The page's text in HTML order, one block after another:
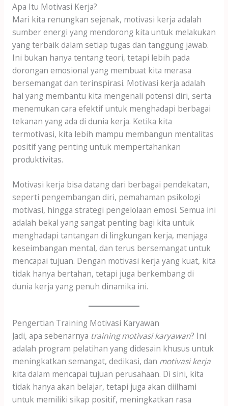
Apa Itu Motivasi Kerja?
Mari kita renungkan sejenak, motivasi kerja adalah
sumber energi yang mendorong kita untuk melakukan
yang terbaik dalam setiap tugas dan tanggung jawab.
Ini bukan hanya tentang teori, tetapi lebih pada
dorongan emosional yang membuat kita merasa
bersemangat dan terinspirasi. Motivasi kerja adalah
hal yang membantu kita mengenali potensi diri, serta
menemukan cara efektif untuk menghadapi berbagai
tekanan yang ada di dunia kerja. Ketika kita
termotivasi, kita lebih mampu membangun mentalitas
positif yang penting untuk mempertahankan
produktivitas.
Motivasi kerja bisa datang dari berbagai pendekatan,
seperti pengembangan diri, pemahaman psikologi
motivasi, hingga strategi pengelolaan emosi. Semua ini
adalah bekal yang sangat penting bagi kita untuk
menghadapi tantangan di lingkungan kerja, menjaga
keseimbangan mental, dan terus bersemangat untuk
mencapai tujuan. Dengan motivasi kerja yang kuat, kita
tidak hanya bertahan, tetapi juga berkembang di
dunia kerja yang penuh dinamika ini.
Pengertian Training Motivasi Karyawan
Jadi, apa sebenarnya training motivasi karyawan? Ini
adalah program pelatihan yang didesain khusus untuk
meningkatkan semangat, dedikasi, dan motivasi kerja
kita dalam mencapai tujuan perusahaan. Di sini, kita
tidak hanya akan belajar, tetapi juga akan diilhami
untuk memiliki sikap positif, meningkatkan rasa